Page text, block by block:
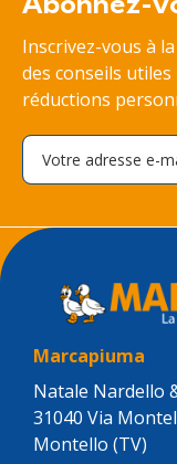
Inscrivez-vous à
des conseils
réductions
Marcapiuma
Natale Nardello
31040 Via
Montello (TV)